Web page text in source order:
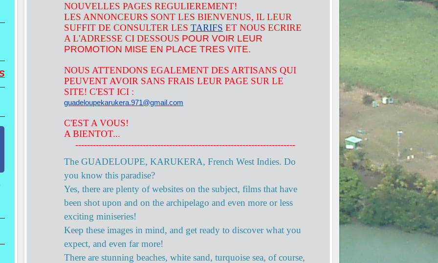
NOUVELLES PAGES REGULIEREMENT!
LES ANNONCEURS SONT LES BIENVENUS, IL LEUR
SUFFIT DE CONSULTER LES TARIFS ET NOUS ECRIRE
A L'ADRESSE CI DESSOUS POUR VOIR LEUR
PROMOTION MISE EN PLACE TRES VITE.
NOUS ATTENDONS EGALEMENT DES ARTISANS QUI
PEUVENT AVOIR SANS FRAIS LEUR PAGE SUR LE
SITE! C'EST ICI :
guadeloupekarukera.971@gmail.com
C'EST A VOUS!
A BIENTOT...
---------------------------------------------------------------------------
The GUADELOUPE, KARUKERA, French West Indies. Do
you know this paradise?
Yes, there are plenty of websites on the subject, films that have
been shot upon and on the archipelago and even more or less
exciting miniseries!
Keep these images in mind, and get ready to discover what you
expect, and even far more!
There are stunning beaches, white sand, turquoise sea, of course,